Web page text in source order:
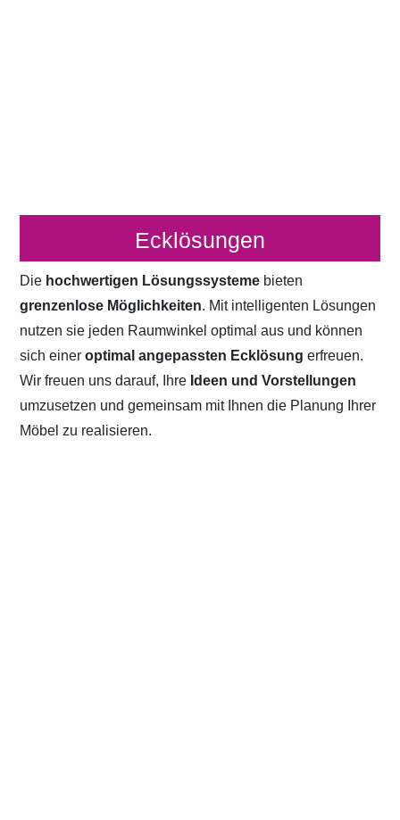
Ecklösungen
Die hochwertigen Lösungssysteme bieten
grenzenlose Möglichkeiten. Mit intelligenten Lösungen
nutzen sie jeden Raumwinkel optimal aus und können
sich eineroptimal angepassten Ecklösung erfreuen.
Wir freuen uns darauf, Ihre Ideen und Vorstellungen
umzusetzen und gemeinsam mit Ihnen die Planung Ihrer
Möbel zu realisieren.